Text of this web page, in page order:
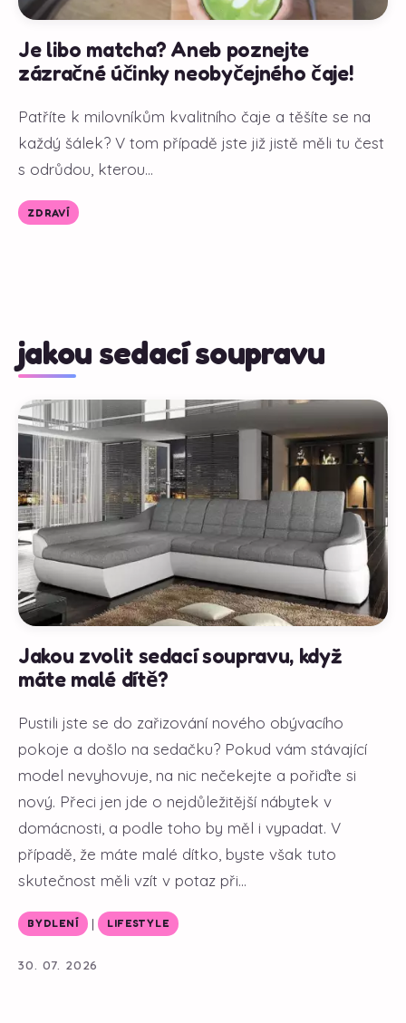
Je libo matcha? Aneb poznejte
zázračné účinky neobyčejného čaje!
Patříte k milovníkům kvalitního čaje a těšíte se na
každý šálek? V tom případě jste již jistě měli tu čest
s odrůdou, kterou...
ZDRAVÍ
jakou sedací soupravu
Jakou zvolit sedací soupravu, když
máte malé dítě?
Pustili jste se do zařizování nového obývacího
pokoje a došlo na sedačku? Pokud vám stávající
model nevyhovuje, na nic nečekejte a pořiďte si
nový. Přeci jen jde o nejdůležitější nábytek v
domácnosti, a podle toho by měl i vypadat. V
případě, že máte malé dítko, byste však tuto
skutečnost měli vzít v potaz při...
BYDLENÍ | LIFESTYLE
30. 07. 2026